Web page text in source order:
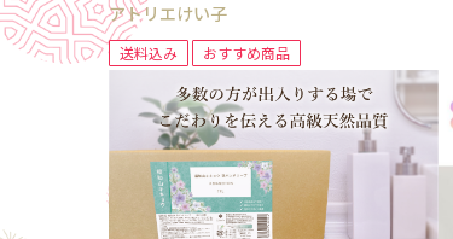
アトリエけい子
送料込み おすすめ商品